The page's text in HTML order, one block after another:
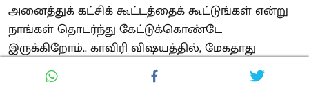
அனைத்துக் கட்சிக் கூட்டத்தைக் கூட்டுங்கள் என்று
நாங்கள் தொடர்ந்து கேட்டுக்கொண்டே
இருக்கிறோம்.. காவிரி விஷயத்தில், மேகதாது
அணை விஷயத்தில் அனைத்துக் கட்சிக்
கூட்டத்தைக் கூட்டி, தமிழ்நாட்டில் இருக்கக்கூடிய